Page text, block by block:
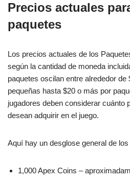
Precios actuales
paquetes
Los precios actuales de los
según la cantidad de moneda
paquetes oscilan entre alrededor
pequeñas hasta $20 o más por
jugadores deben considerar cuánto
desean adquirir en el juego.
Aquí hay un desglose general de
1,000 Apex Coins –